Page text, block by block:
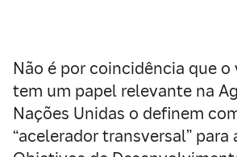
Não é por coincidência que
tem um papel relevante na
Nações Unidas o definem
“acelerador transversal” para